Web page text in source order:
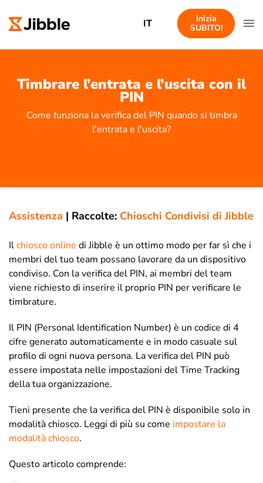
IT
Inizia
SUBITO!
Timbrare l’entrata e l’uscita con il
PIN
Come funziona la verifica del PIN quando si timbra
l'entrata e l'uscita?
Assistenza | Raccolte: Chioschi Condivisi di Jibble
Ilchiosco online di Jibble è un ottimo modo per far sì che i
membri del tuo team possano lavorare da un dispositivo
condiviso. Con la verifica del PIN, ai membri del team
viene richiesto di inserire il proprio PIN per verificare le
timbrature.
Il PIN (Personal Identification Number) è un codice di 4
cifre generato automaticamente e in modo casuale sul
profilo di ogni nuova persona. La verifica del PIN può
essere impostata nelle impostazioni del Time Tracking
della tua organizzazione.
Tieni presente che la verifica del PIN è disponibile solo in
modalità chiosco. Leggi di più su come impostare la
modalità chiosco.
Questo articolo comprende: